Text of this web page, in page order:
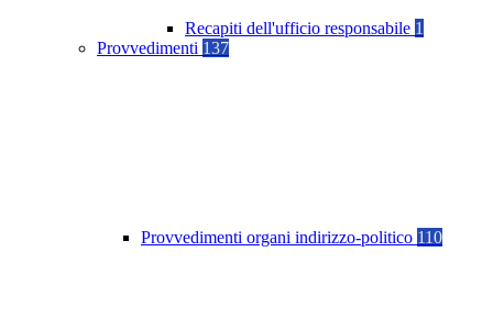
Recapiti dell'ufficio responsabile 1
Provvedimenti 137
Provvedimenti organi indirizzo-politico 110